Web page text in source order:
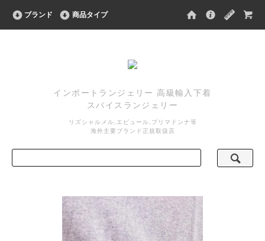
ブランド 商品タイプ
インポートランジェリー 高級輸入下着
スパイスランジェリー
リズシャルメル,エピュール,プリマドンナ等
海外主要ブランド正規取扱店